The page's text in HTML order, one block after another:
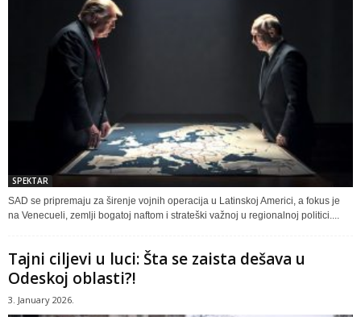
SPEKTAR
SAD se pripremaju za širenje vojnih operacija u Latinskoj Americi, a fokus je
na Venecueli, zemlji bogatoj naftom i strateški važnoj u regionalnoj politici....
Tajni ciljevi u luci: Šta se zaista dešava u
Odeskoj oblasti?!
3. January 2026.